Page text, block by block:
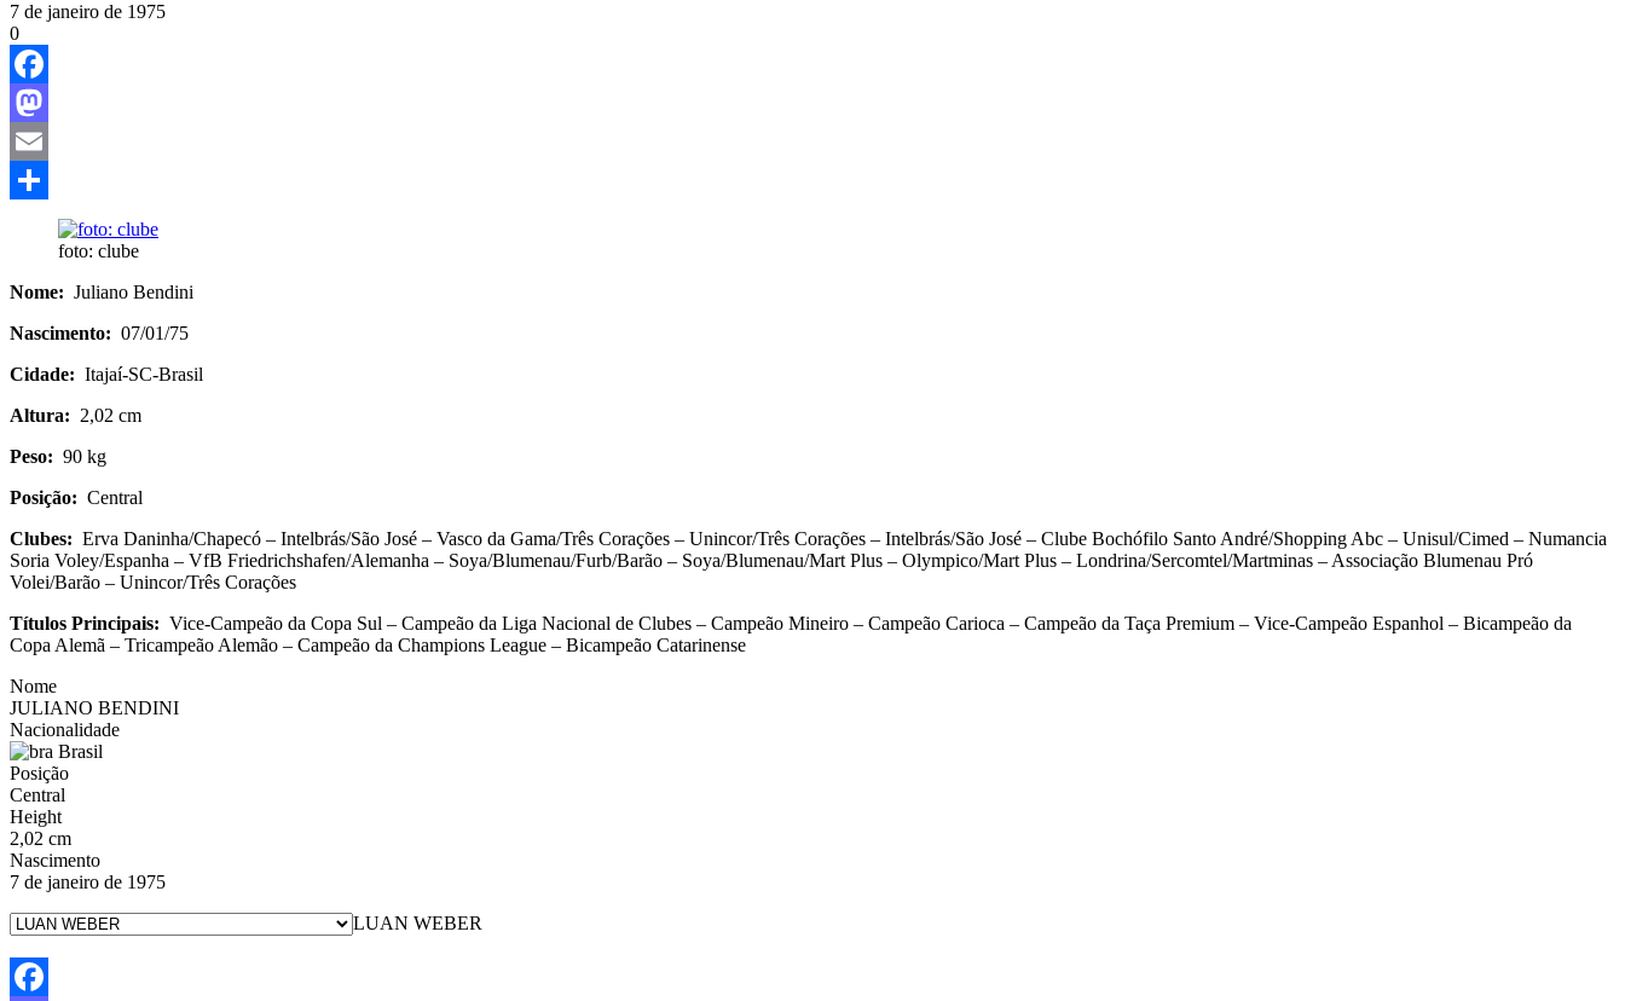
7 de janeiro de 1975
0
Facebook
Mastodon
Email
foto: clube
Nome: Juliano Bendini
Nascimento: 07/01/75
Cidade: Itajaí-SC-Brasil
Altura: 2,02 cm
Peso: 90 kg
Posição: Central
Clubes: Erva Daninha/Chapecó – Intelbrás/São José – Vasco da Gama/Três Corações – Unincor/Três Corações – Intelbrás/São José – Clube Bochófilo Santo André/Shopping Abc – Unisul/Cimed – Numancia
Soria Voley/Espanha – VfB Friedrichshafen/Alemanha – Soya/Blumenau/Furb/Barão – Soya/Blumenau/Mart Plus – Olympico/Mart Plus – Londrina/Sercomtel/Martminas – Associação Blumenau Pró
Volei/Barão – Unincor/Três Corações
Títulos Principais: Vice-Campeão da Copa Sul – Campeão da Liga Nacional de Clubes – Campeão Mineiro – Campeão Carioca – Campeão da Taça Premium – Vice-Campeão Espanhol – Bicampeão da
Copa Alemã – Tricampeão Alemão – Campeão da Champions League – Bicampeão Catarinense
Nome
JULIANO BENDINI
Nacionalidade
Brasil
Posição
Central
Height
2,02 cm
Nascimento
7 de janeiro de 1975
LUAN WEBER